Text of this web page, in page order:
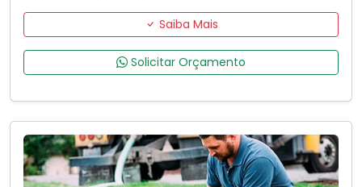
Saiba Mais
Solicitar Orçamento